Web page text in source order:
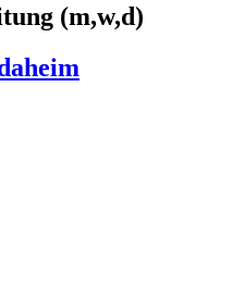
(m,w,d)